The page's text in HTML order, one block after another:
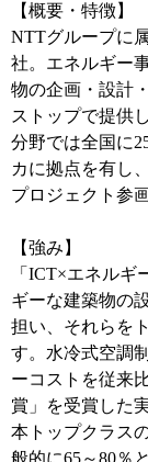
【概要・特徴】
NTTグループに
社。エネルギー
物の企画・設計
ストップで提供
分野では全国に
カに拠点を有し
プロジェクト参
【強み】
「ICT×エネル
ギーな建築物の
担い、それらを
す。水冷式空調
ーコストを従来
賞」を受賞した
本トップクラス
般的に65～80％